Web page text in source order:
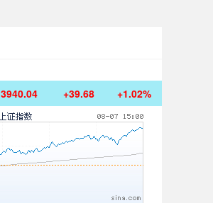
3940.04 +39.68 +1.02%